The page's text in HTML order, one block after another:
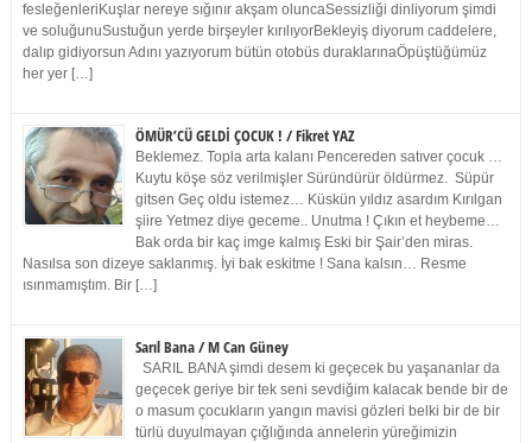
fesleğenleriKuşlar nereye sığınır akşam oluncaSessizliği dinliyorum şimdi
ve soluğunuSustuğun yerde birşeyler kırılıyorBekleyiş diyorum caddelere,
dalıp gidiyorsun Adını yazıyorum bütün otobüs duraklarınaÖpüştüğümüz
her yer […]
ÖMÜR’CÜ GELDİ ÇOCUK ! / Fikret YAZ
Beklemez. Topla arta kalanı Pencereden satıver çocuk …
Kuytu köşe söz verilmişler Süründürür öldürmez. Süpür
gitsen Geç oldu istemez… Küskün yıldız asardım Kırılgan
şiire Yetmez diye geceme.. Unutma ! Çıkın et heybeme…
Bak orda bir kaç imge kalmış Eski bir Şair’den miras.
Nasılsa son dizeye saklanmış. İyi bak eskitme ! Sana kalsın… Resme
ısınmamıştım. Bir […]
Sarıl Bana / M Can Güney
SARIL BANA şimdi desem ki geçecek bu yaşananlar da
geçecek geriye bir tek seni sevdiğim kalacak bende bir de
o masum çocukların yangın mavisi gözleri belki bir de bir
türlü duyulmayan çığlığında annelerin yüreğimizin